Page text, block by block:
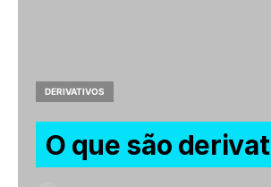
DERIVATIVOS
O que são